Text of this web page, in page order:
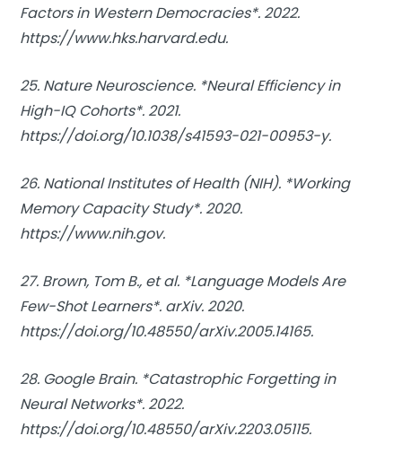
Factors in Western Democracies*. 2022.
https://www.hks.harvard.edu.
25. Nature Neuroscience. *Neural Efficiency in
High-IQ Cohorts*. 2021.
https://doi.org/10.1038/s41593-021-00953-y.
26. National Institutes of Health (NIH). *Working
Memory Capacity Study*. 2020.
https://www.nih.gov.
27. Brown, Tom B., et al. *Language Models Are
Few-Shot Learners*. arXiv. 2020.
https://doi.org/10.48550/arXiv.2005.14165.
28. Google Brain. *Catastrophic Forgetting in
Neural Networks*. 2022.
https://doi.org/10.48550/arXiv.2203.05115.